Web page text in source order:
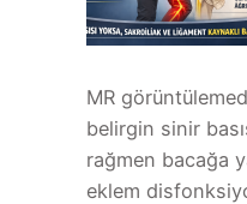
MR
belirgin sinir
rağmen bacağa
eklem